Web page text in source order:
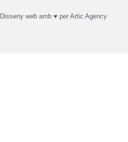
Disseny web amb ♥️ per Artic Agency